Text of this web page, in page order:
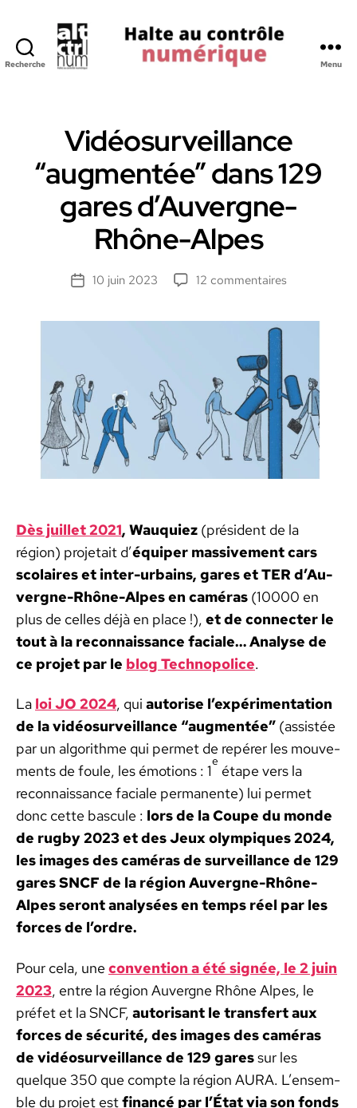
Recherche
Numerique
Menu
Vidéosurveillance
“augmentée” dans 129
gares d’Auvergne-
Rhône-Alpes
Date10 juin 2023 12 commentairessur
d’Auvergne-
Rhône-
Alpes
Dès juil­let 2021, Wauquiez (prési­dent de la
région) pro­je­tait d’équiper mas­sive­ment cars
sco­laires et inter-urbains, gares et TER d’Au­
vergne-Rhône-Alpes en caméras (10000 en
plus de celles déjà en place !), et de con­necter le
tout à la recon­nais­sance faciale… Analyse de
ce pro­jet par le blog Tech­nop­o­lice.
La loi JO 2024, qui autorise l’ex­péri­men­ta­tion
de la vidéo­sur­veil­lance “aug­men­tée” (assistée
par un algo­rithme qui per­met de repér­er les mou­ve­
ments de foule, les émo­tions : 1
e
étape vers la
recon­nais­sance faciale per­ma­nente) lui per­met
donc cette bas­cule : lors de la Coupe du monde
de rug­by 2023 et des Jeux olympiques 2024,
les images des caméras de sur­veil­lance de 129
gares SNCF de la région Auvergne-Rhône-
Alpes seront analysées en temps réel par les
forces de l’or­dre.
Pour cela, unecon­ven­tion a été signée, le 2 juin
2023, entre la région Auvergne Rhône Alpes, le
préfet et la SNCF, autorisant le trans­fert aux
forces de sécu­rité, des images des caméras
de vidéo­sur­veil­lance de 129 garessur les
quelque 350 que compte la région AURA. L’ensem­
ble du pro­jet estfinancé par l’É­tat via son fonds